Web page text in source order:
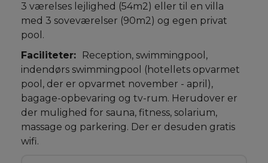
3 værelses lejlighed (54m2) eller til en villa
med 3 soveværelser (90m2) og egen privat
pool.
Faciliteter:
Reception, swimmingpool,
indendørs swimmingpool (hotellets opvarmet
pool, der er opvarmet november - april),
bagage-opbevaring og tv-rum. Herudover er
der mulighed for sauna, fitness, solarium,
massage og parkering. Der er desuden gratis
wifi.